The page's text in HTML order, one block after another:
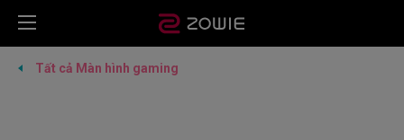
Tất cả Màn hình gaming